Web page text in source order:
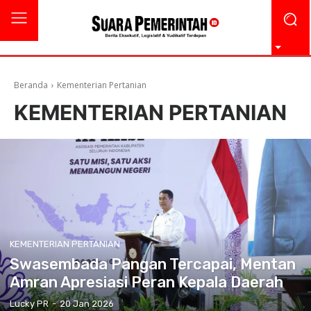
Beranda Kementerian Pertanian
KEMENTERIAN PERTANIAN
KEMENTERIAN PERTANIAN
Swasembada Pangan Tercapai, Mentan
Amran Apresiasi Peran Kepala Daerah
Lucky PR - 20 Jan 2026